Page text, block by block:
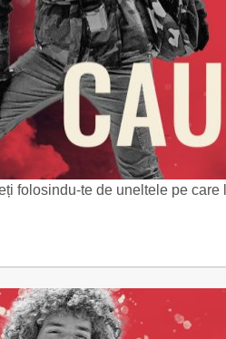
folosindu-te de uneltele pe